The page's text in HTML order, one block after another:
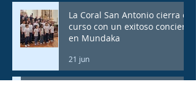
La Coral San Antonio cierra el
curso con un exitoso concierto
en Mundaka
21 jun